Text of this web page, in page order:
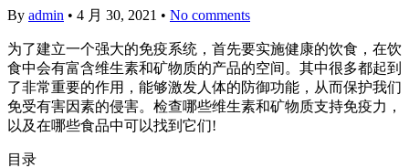
By admin • 4 月 30, 2021 • No comments
为了建立一个强大的免疫系统，首先要实施健康的饮食，在饮
食中会有富含维生素和矿物质的产品的空间。其中很多都起到
了非常重要的作用，能够激发人体的防御功能，从而保护我们
免受有害因素的侵害。检查哪些维生素和矿物质支持免疫力，
以及在哪些食品中可以找到它们!
目录